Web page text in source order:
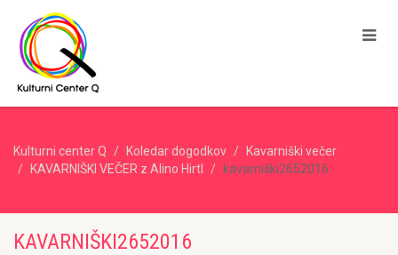
Kulturni center Q Koledar dogodkov
Kavarniški večer
KAVARNIŠKI VEČER z Alino Hirtl
kavarniški2652016
KAVARNIŠKI2652016